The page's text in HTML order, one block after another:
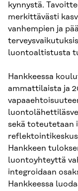
kynnystä.
merkittävästi
vanhempien ja
luontoaltistusta
Hankkeessa
ammattilaista ja
sekä toteutetaan
Hankkeen
luontoyhteyttä
integroidaan
Hankkeessa